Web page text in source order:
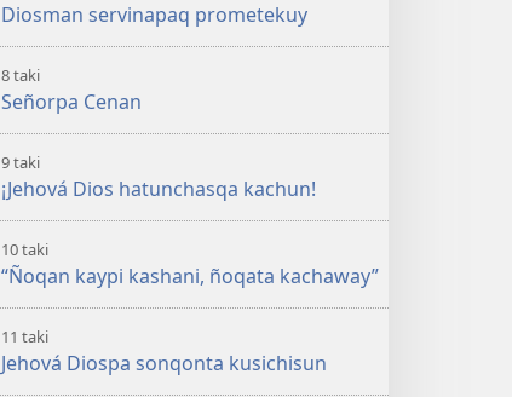
Diosman servinapaq prometekuy
8 taki
Señorpa Cenan
9 taki
¡Jehová Dios hatunchasqa kachun!
10 taki
“Ñoqan kaypi kashani, ñoqata kachaway”
11 taki
Jehová Diospa sonqonta kusichisun